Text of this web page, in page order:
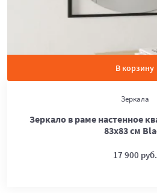
В корзину
Зеркала
Зеркало в раме настенное
83х83 см
17 900 руб.